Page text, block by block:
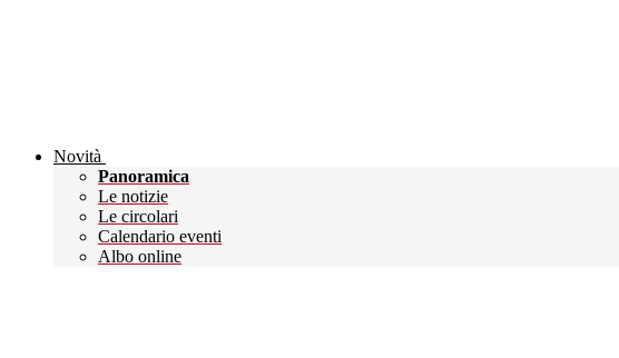
Novità
Panoramica
Le notizie
Le circolari
Calendario eventi
Albo online